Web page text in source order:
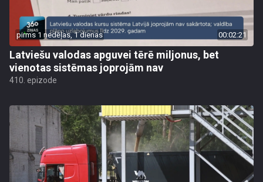
pirms 1 nedēļas, 1 dienas 00:02:21
Latviešu valodas apguvei tērē miljonus, bet
vienotas sistēmas joprojām nav
410. epizode